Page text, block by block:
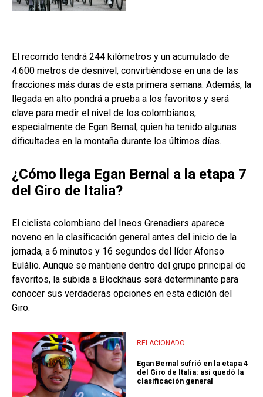
El recorrido tendrá 244 kilómetros y un acumulado de
4.600 metros de desnivel, convirtiéndose en una de las
fracciones más duras de esta primera semana. Además, la
llegada en alto pondrá a prueba a los favoritos y será
clave para medir el nivel de los colombianos,
especialmente de Egan Bernal, quien ha tenido algunas
dificultades en la montaña durante los últimos días.
¿Cómo llega Egan Bernal a la etapa 7
del Giro de Italia?
El ciclista colombiano del Ineos Grenadiers aparece
noveno en la clasificación general antes del inicio de la
jornada, a 6 minutos y 16 segundos del líder Afonso
Eulálio. Aunque se mantiene dentro del grupo principal de
favoritos, la subida a Blockhaus será determinante para
conocer sus verdaderas opciones en esta edición del
Giro.
RELACIONADO
Egan Bernal sufrió en la etapa 4
del Giro de Italia: así quedó la
clasificación general